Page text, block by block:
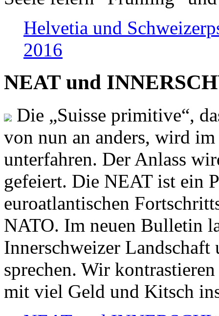
Helvetia und
2016
NEAT und
Die „Suisse primitive“,
von nun an anders, wird
unterfahren. Der Anlass
gefeiert. Die NEAT ist ein
euroatlantischen
NATO. Im neuen Bulletin
Innerschweizer
sprechen. Wir
mit viel Geld und Kitsch